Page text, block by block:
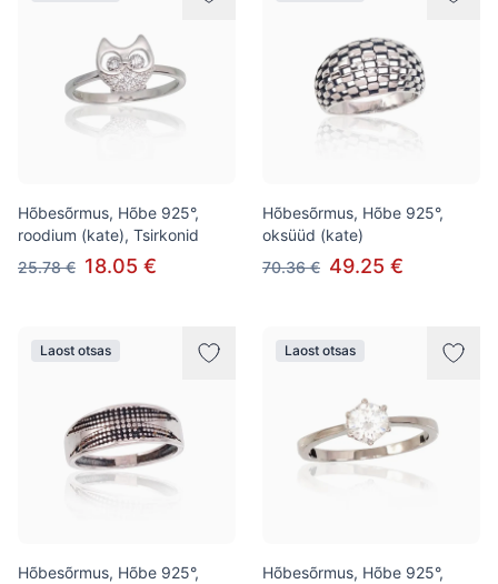
Hõbesõrmus, Hõbe 925°,
roodium (kate), Tsirkonid
25.78 € 18.05 €
Hõbesõrmus, Hõbe 925°,
oksüüd (kate)
70.36 € 49.25 €
Laost otsas
Hõbesõrmus, Hõbe 925°,
Laost otsas
Hõbesõrmus, Hõbe 925°,